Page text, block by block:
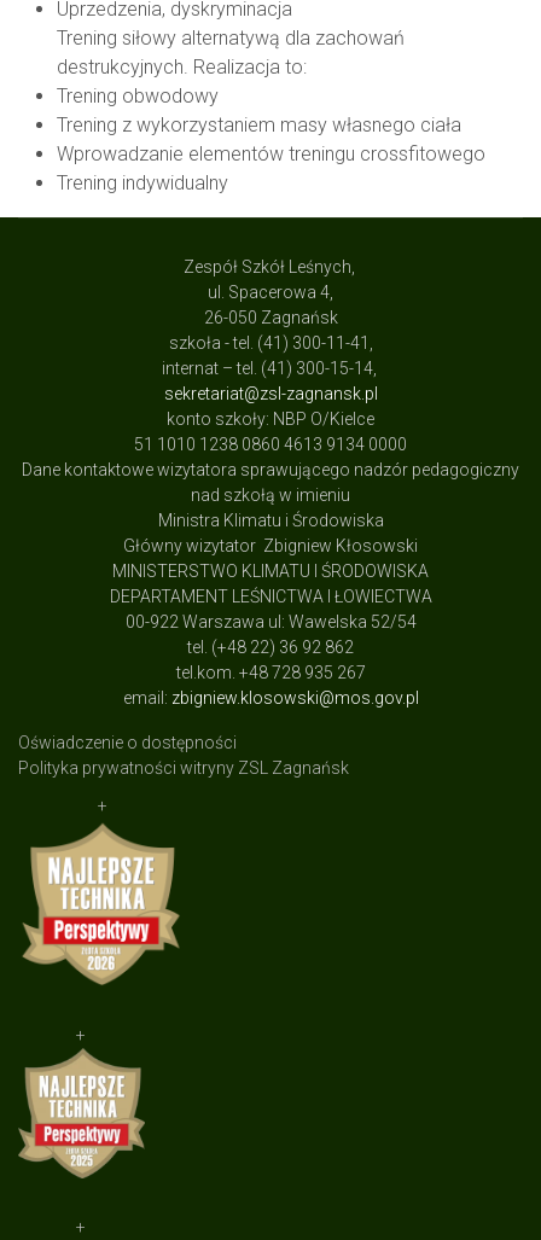
Uprzedzenia, dyskryminacja
Trening siłowy alternatywą dla zachowań
destrukcyjnych. Realizacja to:
Trening obwodowy
Trening z wykorzystaniem masy własnego ciała
Wprowadzanie elementów treningu crossfitowego
Trening indywidualny
Zespół Szkół Leśnych,
ul. Spacerowa 4,
26-050 Zagnańsk
szkoła - tel. (41) 300-11-41,
internat – tel. (41) 300-15-14,
sekretariat@zsl-zagnansk.pl
konto szkoły: NBP O/Kielce
51 1010 1238 0860 4613 9134 0000
Dane kontaktowe wizytatora sprawującego nadzór pedagogiczny
nad szkołą w imieniu
Ministra Klimatu i Środowiska
Główny wizytator Zbigniew Kłosowski
MINISTERSTWO KLIMATU I ŚRODOWISKA
DEPARTAMENT LEŚNICTWA I ŁOWIECTWA
00-922 Warszawa ul: Wawelska 52/54
tel. (+48 22) 36 92 862
tel.kom. +48 728 935 267
email: zbigniew.klosowski@mos.gov.pl
Oświadczenie o dostępności
Polityka prywatności witryny ZSL Zagnańsk
+
+
+